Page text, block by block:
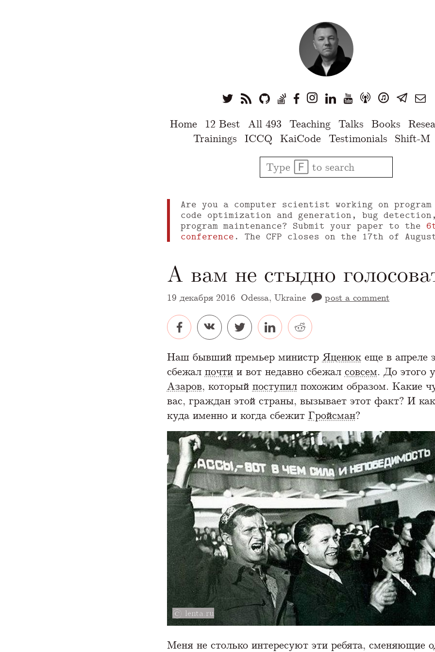
Home 12 Best All 493 Teaching Talks Books
Trainings
ICCQ KaiCode Testimonials Shift-M
Are you a computer scientist working on
code optimization and generation, bug
program maintenance? Submit your paper to the
conference . The CFP closes on the 17th of
А вам не стыдно
19 декабря 2016 Odessa, Ukraine post a comment
A Markdown version of this page is available at https://
Наш бывший премьер министр Яценюкеще в апреле
сбежал почтии вот недавно сбежал совсем. До этого
Азаров, который поступилпохожим образом. Какие
вас, граждан этой страны, вызывает этот факт? И
куда именно и когда сбежит Гройсман?
lenta.ru
Меня не столько интересуют эти ребята, сменяющие